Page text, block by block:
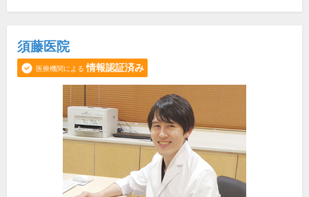
須藤医院
医療機関による 情報認証済み